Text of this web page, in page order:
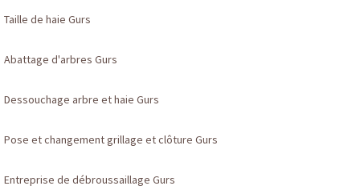
Taille de haie Gurs
Abattage d'arbres Gurs
Dessouchage arbre et haie Gurs
Pose et changement grillage et clôture Gurs
Entreprise de débroussaillage Gurs